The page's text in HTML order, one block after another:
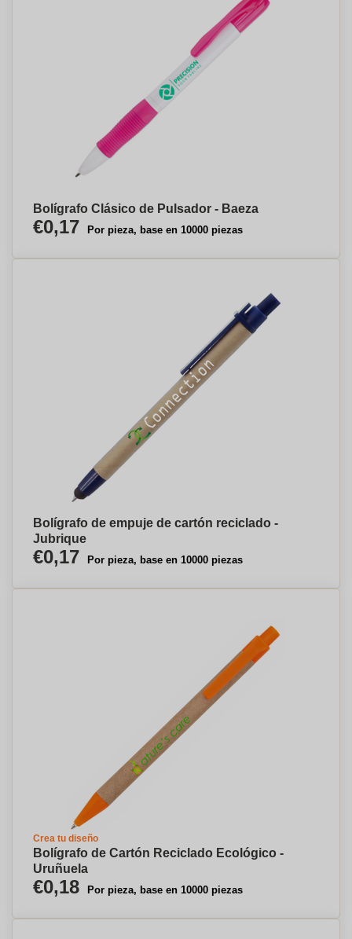
Bolígrafo Clásico de Pulsador - Baeza
€0,17 Por pieza, base en 10000 piezas
Bolígrafo de empuje de cartón reciclado -
Jubrique
€0,17 Por pieza, base en 10000 piezas
Crea tu diseño
Bolígrafo de Cartón Reciclado Ecológico -
Uruñuela
€0,18 Por pieza, base en 10000 piezas